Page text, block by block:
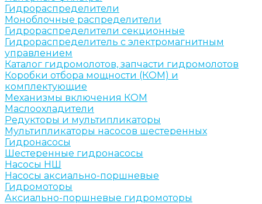
Гидрораспределители
Моноблочные распределители
Гидрораспределители секционные
Гидрораспределитель с электромагнитным
управлением
Каталог гидромолотов, запчасти гидромолотов
Коробки отбора мощности (КОМ) и
комплектующие
Механизмы включения КОМ
Маслоохладители
Редукторы и мультипликаторы
Мультипликаторы насосов шестеренных
Гидронасосы
Шестеренные гидронасосы
Насосы НШ
Насосы аксиально-поршневые
Гидромоторы
Аксиально-поршневые гидромоторы